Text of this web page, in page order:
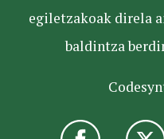
egiletzakoak direla
baldintza